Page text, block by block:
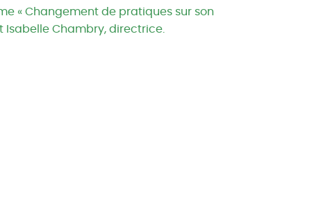
« Changement de pratiques sur son
Isabelle Chambry, directrice.